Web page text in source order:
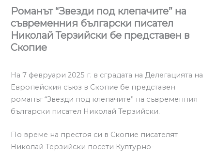
Романът “Звезди под клепачите” на
съвременния български писател
Николай Терзийски бе представен в
Скопие
На 7 февруари 2025 г. в сградата на Делегацията на
Европейския съюз в Скопие бе представен
романът “Звезди под клепачите” на съвременния
български писател Николай Терзийски.
По време на престоя си в Скопие писателят
Николай Терзийски посети Културно-